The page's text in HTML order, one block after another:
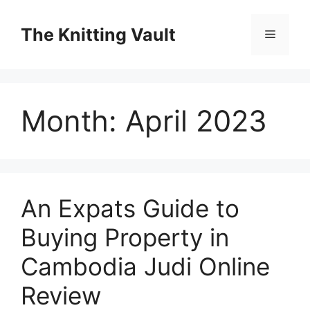
contentThe Knitting Vault Menu
Month: April 2023
An Expats Guide to
Buying Property in
Cambodia Judi Online
Review